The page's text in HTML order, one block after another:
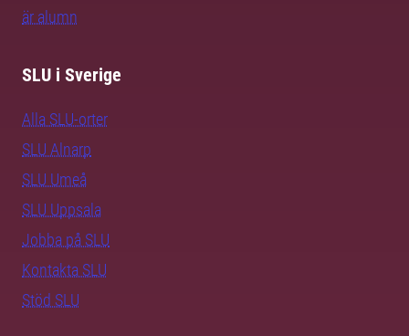
är alumn
SLU i Sverige
Alla SLU-orter
SLU Alnarp
SLU Umeå
SLU Uppsala
Jobba på SLU
Kontakta SLU
Stöd SLU